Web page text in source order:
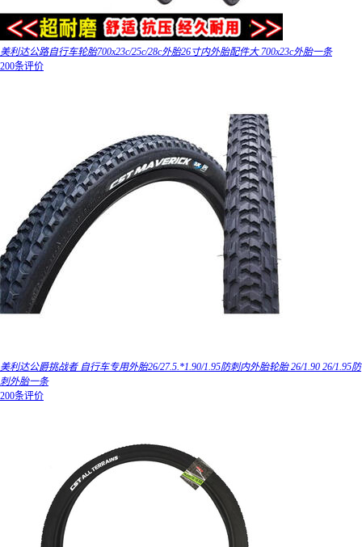
美利达公路自行车轮胎700x23c/25c/28c外胎26寸内外胎配件大 700x23c外胎一条
200条评价
美利达公爵挑战者 自行车专用外胎26/27.5.*1.90/1.95防刺内外胎轮胎 26/1.90 26/1.95防
刺外胎一条
200条评价